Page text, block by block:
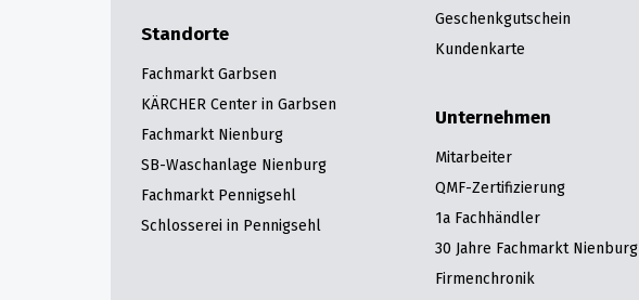
Standorte
Fachmarkt Garbsen
KÄRCHER Center in Garbsen
Fachmarkt Nienburg
SB-Waschanlage Nienburg
Fachmarkt Pennigsehl
Schlosserei in Pennigsehl
Geschenkgutschein
Kundenkarte
Unternehmen
Mitarbeiter
QMF-Zertifizierung
1a Fachhändler
30 Jahre Fachmarkt Nienburg
Firmenchronik